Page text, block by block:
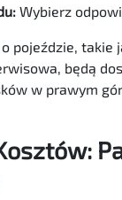
Wybierz
pojeździe, takie
będą
w prawym